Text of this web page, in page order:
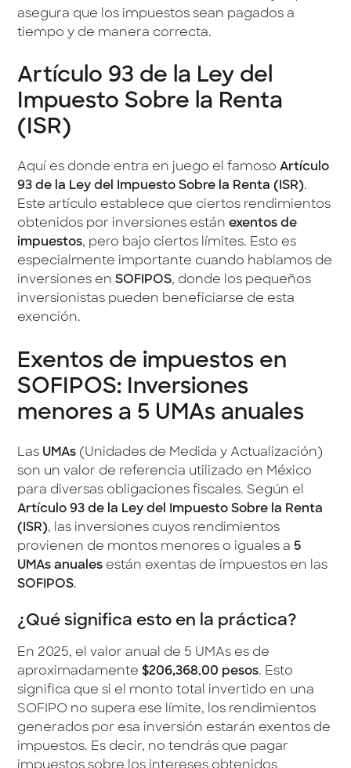
asegura que los impuestos sean pagados a
tiempo y de manera correcta.
Artículo 93 de la Ley del
Impuesto Sobre la Renta
(ISR)
Aquí es donde entra en juego el famosoArtículo
93 de la Ley del Impuesto Sobre la Renta (ISR).
Este artículo establece que ciertos rendimientos
obtenidos por inversiones estánexentos de
impuestos, pero bajo ciertos límites. Esto es
especialmente importante cuando hablamos de
inversiones enSOFIPOS, donde los pequeños
inversionistas pueden beneficiarse de esta
exención.
Exentos de impuestos en
SOFIPOS: Inversiones
menores a 5 UMAs anuales
Las UMAs (Unidades de Medida y Actualización)
son un valor de referencia utilizado en México
para diversas obligaciones fiscales. Según el
Artículo 93 de la Ley del Impuesto Sobre la Renta
(ISR), las inversiones cuyos rendimientos
provienen de montos menores o iguales a 5
UMAs anuales están exentas de impuestos en las
SOFIPOS.
¿Qué significa esto en la práctica?
En 2025, el valor anual de 5 UMAs es de
aproximadamente$206,368.00 pesos. Esto
significa que si el monto total invertido en una
SOFIPO no supera ese límite, los rendimientos
generados por esa inversión estarán exentos de
impuestos. Es decir, no tendrás que pagar